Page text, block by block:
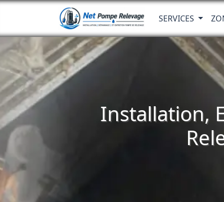
SERVICES
Installation,